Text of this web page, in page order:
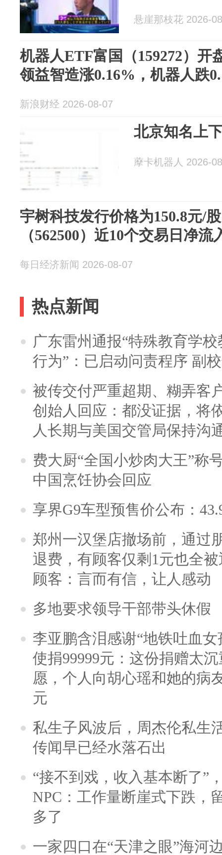
悬崖那枝花 2026-
机器人ETF富国（159272）开
领益智造涨0.16%，机器人跌
新浪财经 2026-08-07
北京知名上
藦卡机器人 2026-
宇树科技发行价格为150.8元/
（562500）近10个交易日净流
每日经济新闻 2026-08-07
热点新闻
广东雷州通报“特殊教育学
行为”：已启动问责程序 副
被传交付严重超期、糊弄客
创始人回应：都没证据，将
人长期与美国交管局保持沟
费大厨“全国小炒肉大王”称
中国烹饪协会回应
享界G9车型预售价公布：
郑州一汉堡店撤场前，通过
退费，有顾客仅剩1元也全
顾客：言而有信，让人感动
多地要求领导干部带头休假
李亚鹏含泪感谢“地铁吐血
使捐99999元：这份捐赠太
愿，个人向胡心瑶和她的病
元
私生子风波后，周杰伦私生
传闻早已经水落石出
“接不到戏，收入基本断了”
NPC：工作量断崖式下跌，
多了
一家四口在“天津之眼”海河